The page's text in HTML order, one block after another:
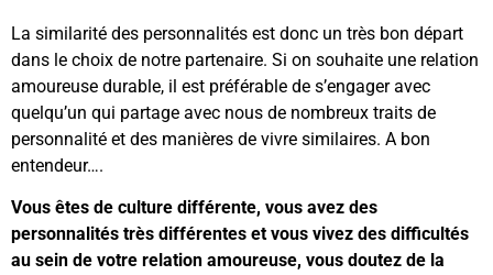
La similarité des personnalités est donc un très bon départ
dans le choix de notre partenaire. Si on souhaite une relation
amoureuse durable, il est préférable de s’engager avec
quelqu’un qui partage avec nous de nombreux traits de
personnalité et des manières de vivre similaires. A bon
entendeur….
Vous êtes de culture différente, vous avez des
personnalités très différentes et vous vivez des difficultés
au sein de votre relation amoureuse, vous doutez de la